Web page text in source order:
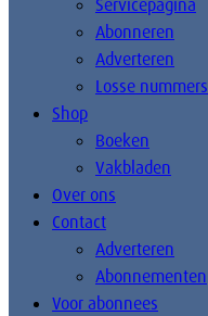
Servicepagina
Abonneren
Adverteren
Losse nummers
Shop
Boeken
Vakbladen
Over ons
Contact
Adverteren
Abonnementen
Voor abonnees